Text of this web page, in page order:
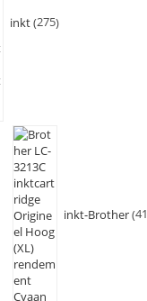
inkt 275
inkt-Brother 41